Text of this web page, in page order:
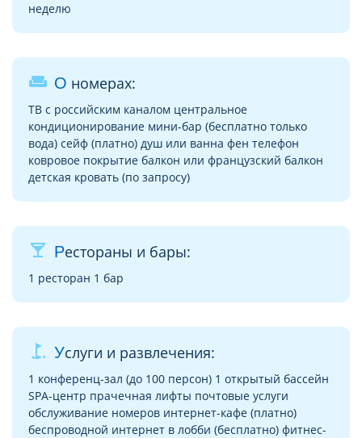
неделю
weekend О номерах:
ТВ с российским каналом центральное
кондиционирование мини-бар (бесплатно только
вода) сейф (платно) душ или ванна фен телефон
ковровое покрытие балкон или французский балкон
детская кровать (по запросу)
local_bar Рестораны и бары:
1 ресторан 1 бар
golf_course Услуги и развлечения:
1 конференц-зал (до 100 персон) 1 открытый бассейн
SPA-центр прачечная лифты почтовые услуги
обслуживание номеров интернет-кафе (платно)
беспроводной интернет в лобби (бесплатно) фитнес-